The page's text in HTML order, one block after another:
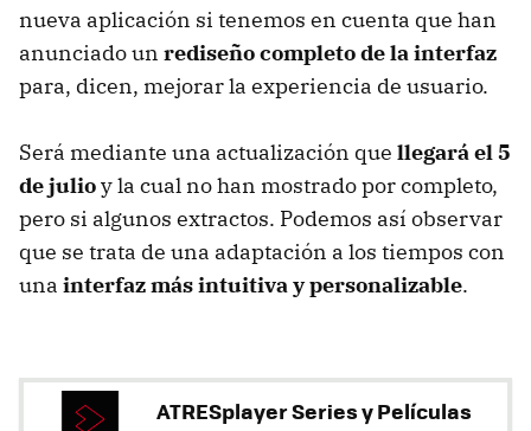
nueva aplicación si tenemos en cuenta que han
anunciado un rediseño completo de la interfaz
para, dicen, mejorar la experiencia de usuario.
Será mediante una actualización que llegará el 5
de julioy la cual no han mostrado por completo,
pero si algunos extractos. Podemos así observar
que se trata de una adaptación a los tiempos con
una interfaz más intuitiva y personalizable.
ATRESplayer Series y Películas